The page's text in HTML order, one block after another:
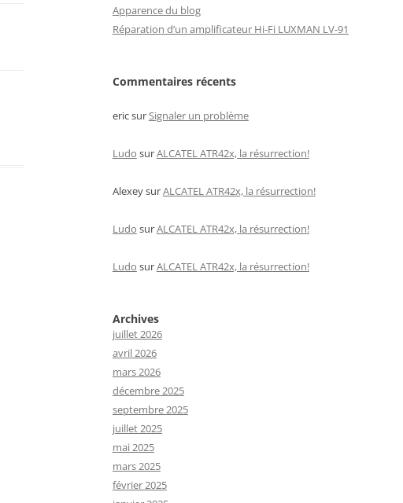
Apparence du blog
Réparation d’un amplificateur Hi-Fi LUXMAN LV-91
Commentaires récents
ericsurSignaler un problème
Ludo surALCATEL ATR42x, la résurrection!
AlexeysurALCATEL ATR42x, la résurrection!
Ludo surALCATEL ATR42x, la résurrection!
Ludo surALCATEL ATR42x, la résurrection!
Archives
juillet 2026
avril 2026
mars 2026
décembre 2025
septembre 2025
juillet 2025
mai 2025
mars 2025
février 2025